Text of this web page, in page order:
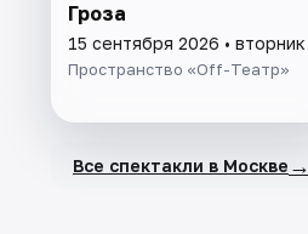
Гроза
15 сентября 2026 • вторник
Пространство «Off-Театр»
Все спектакли в Москве →